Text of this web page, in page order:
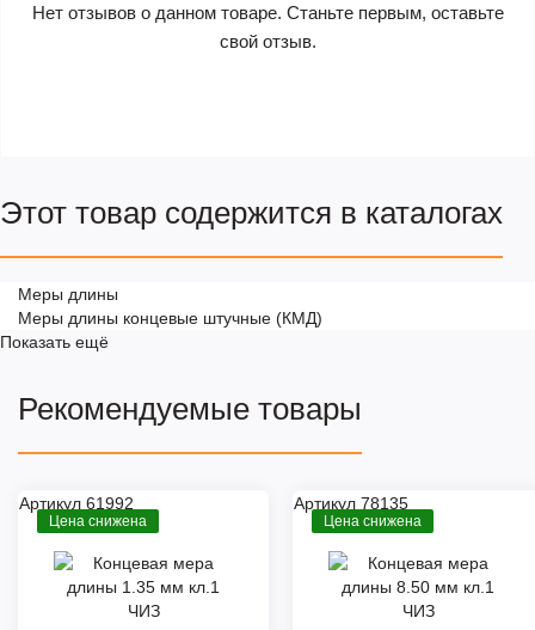
Нет отзывов о данном товаре. Станьте первым, оставьте
свой отзыв.
Этот товар содержится в каталогах
Меры длины
Меры длины концевые штучные (КМД)
Показать ещё
Рекомендуемые товары
Артикул 61992
Цена снижена
Артикул 78135
Цена снижена